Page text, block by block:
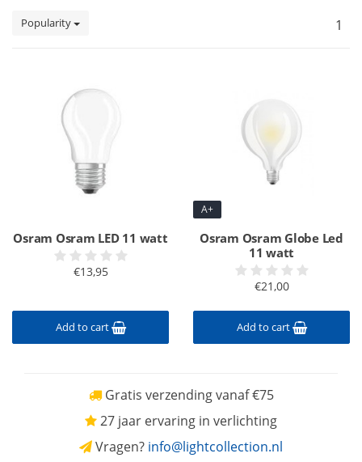
Popularity 1
Osram Osram LED 11 watt
€13,95
Add to cart
A+
Osram Osram Globe Led
11 watt
€21,00
Add to cart
Gratis verzending vanaf €75
27 jaar ervaring in verlichting
Vragen? info@lightcollection.nl